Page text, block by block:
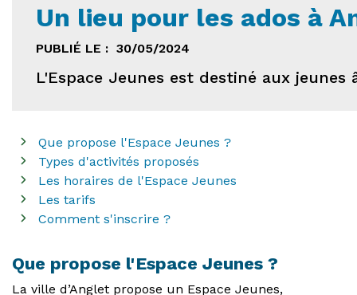
Un lieu pour les ados à
PUBLIÉ LE : 30/05/2024
L'Espace Jeunes est destiné aux
Que propose l'Espace Jeunes ?
Types d'activités proposés
Les horaires de l'Espace Jeunes
Les tarifs
Comment s'inscrire ?
Que propose l'Espace Jeunes ?
La ville d’Anglet propose un Espace Jeunes,